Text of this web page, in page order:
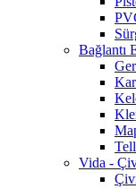
Bağlantı
Vida -